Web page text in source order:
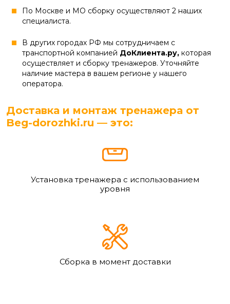
По Москве и МО сборку осуществляют 2 наших
специалиста.
В других городах РФ мы сотрудничаем с
транспортной компанией ДоКлиента.ру, которая
осуществляет и сборку тренажеров. Уточняйте
наличие мастера в вашем регионе у нашего
оператора.
Доставка и монтаж тренажера от
Beg-dorozhki.ru — это:
Установка тренажера с использованием
уровня
Сборка в момент доставки